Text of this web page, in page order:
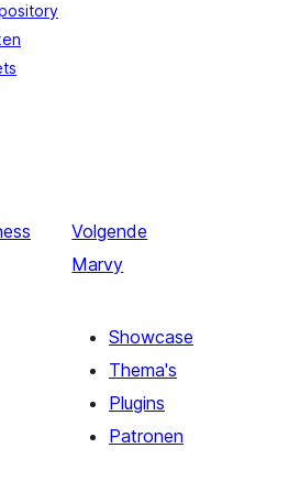
Volgende
Marvy
Showcase
Thema's
Plugins
Patronen